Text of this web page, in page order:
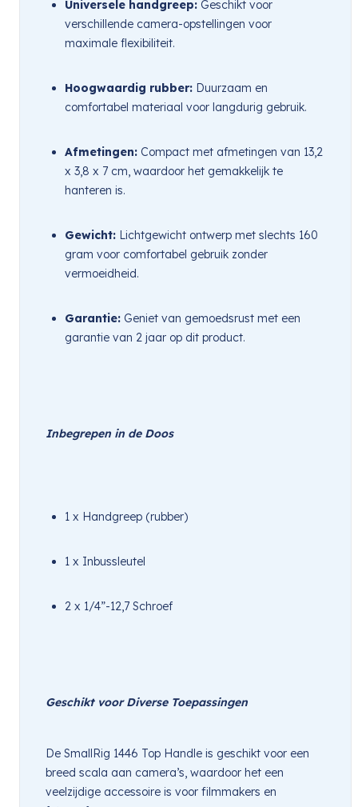
Universele handgreep: Geschikt voor
verschillende camera-opstellingen voor
maximale flexibiliteit.
Hoogwaardig rubber: Duurzaam en
comfortabel materiaal voor langdurig gebruik.
Afmetingen: Compact met afmetingen van 13,2
x 3,8 x 7 cm, waardoor het gemakkelijk te
hanteren is.
Gewicht: Lichtgewicht ontwerp met slechts 160
gram voor comfortabel gebruik zonder
vermoeidheid.
Garantie: Geniet van gemoedsrust met een
garantie van 2 jaar op dit product.
Inbegrepen in de Doos
1 x Handgreep (rubber)
1 x Inbussleutel
2 x 1/4”-12,7 Schroef
Geschikt voor Diverse Toepassingen
De SmallRig 1446 Top Handle is geschikt voor een
breed scala aan camera’s, waardoor het een
veelzijdige accessoire is voor filmmakers en